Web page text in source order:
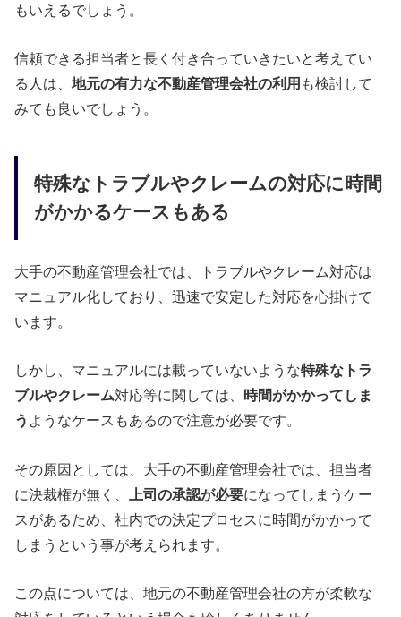
もいえるでしょう。
信頼できる担当者と長く付き合っていきたいと考えてい
る人は、地元の有力な不動産管理会社の利用 も検討して
みても良いでしょう。
特殊なトラブルやクレームの対応に時間
がかかるケースもある
大手の不動産管理会社では、トラブルやクレーム対応は
マニュアル化しており、迅速で安定した対応を心掛けて
います。
しかし、マニュアルには載っていないような特殊なトラ
ブルやクレーム対応等に関しては、 時間がかかってしま
う ようなケースもあるので注意が必要です。
その原因としては、大手の不動産管理会社では、担当者
に決裁権が無く、
上司の承認が必要になってしまうケー
スがあるため、社内での決定プロセスに時間がかかって
しまうという事が考えられます。
この点については、地元の不動産管理会社の方が柔軟な